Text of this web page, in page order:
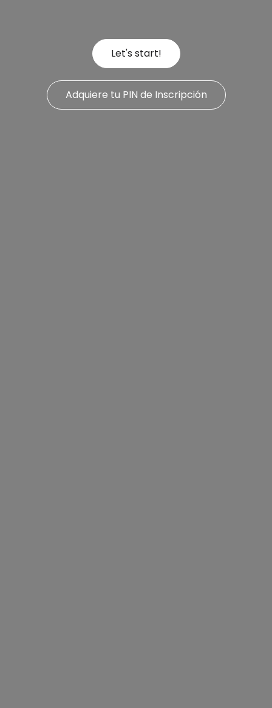
Let's start!
Adquiere tu PIN de Inscripción